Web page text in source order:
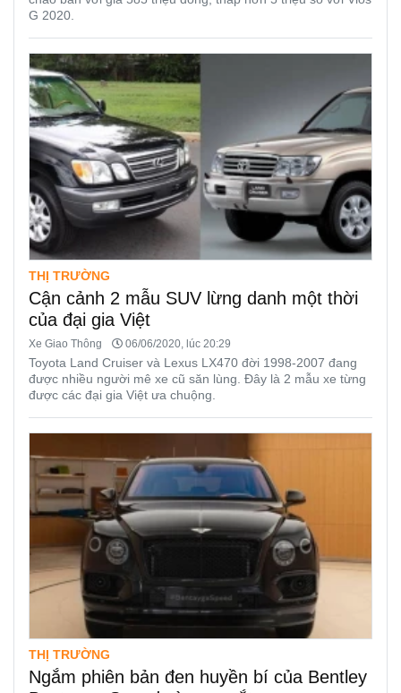
G 2020.
THỊ TRƯỜNG
Cận cảnh 2 mẫu SUV lừng danh một thời
của đại gia Việt
Xe Giao Thông 06/06/2020, lúc 20:29
Toyota Land Cruiser và Lexus LX470 đời 1998-2007 đang
được nhiều người mê xe cũ săn lùng. Đây là 2 mẫu xe từng
được các đại gia Việt ưa chuộng.
THỊ TRƯỜNG
Ngắm phiên bản đen huyền bí của Bentley